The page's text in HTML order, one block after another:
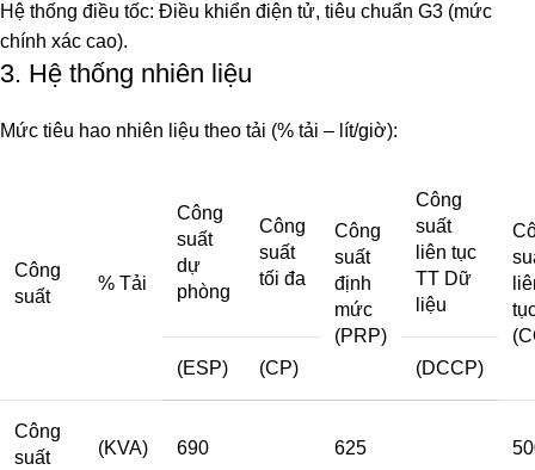
Hệ thống điều tốc: Điều khiển điện tử, tiêu chuẩn G3 (mức
chính xác cao).
3. Hệ thống nhiên liệu
Mức tiêu hao nhiên liệu theo tải (% tải – lít/giờ):
Công
suất
% Tải
Công
suất
dự
phòng
Công
suất
tối đa
Công
suất
định
mức
(PRP)
Công
suất
liên tục
TT Dữ
liệu
(ESP)
(CP) (DCCP)
Công
suất
(KVA) 690 625